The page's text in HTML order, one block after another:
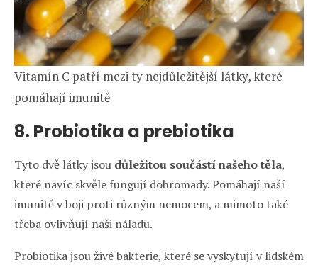
Vitamín C patří mezi ty nejdůležitější látky, které
pomáhají imunitě
8. Probiotika a prebiotika
Tyto dvě látky jsou důležitou součástí našeho těla,
které navíc skvěle fungují dohromady. Pomáhají naší
imunitě v boji proti různým nemocem, a mimoto také
třeba ovlivňují naši náladu.
Probiotika jsou živé bakterie, které se vyskytují v lidském